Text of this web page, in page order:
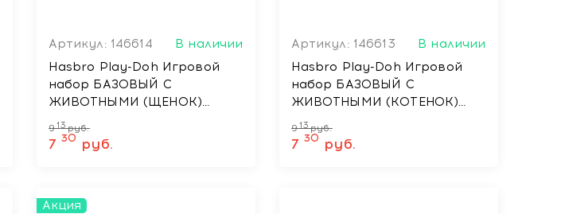
Артикул: 146614
В наличии
Hasbro Play-Doh Игровой
набор БАЗОВЫЙ С
ЖИВОТНЫМИ (ЩЕНОК)
Арт.E2124
913 руб.
7 30 руб.
Артикул: 146613
В наличии
Hasbro Play-Doh Игровой
набор БАЗОВЫЙ С
ЖИВОТНЫМИ (КОТЕНОК)
Арт.E2124
913 руб.
7 30 руб.
Акция